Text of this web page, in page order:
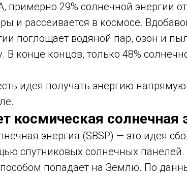
29% солнечной энергии
и рассеивается в космосе.
поглощает водяной пар, озон и
В конце концов, только 48%
идея получать энергию
космическая солнечная
энергия (SBSP) — это идея
спутниковых солнечных
попадает на Землю. По